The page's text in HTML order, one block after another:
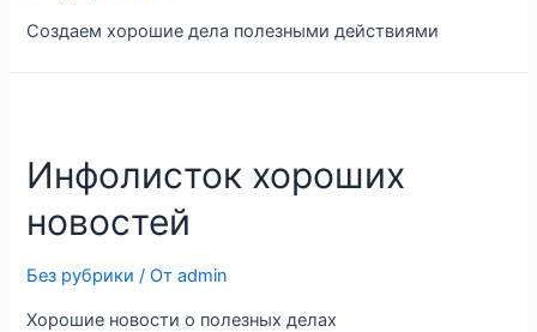
Создаем хорошие дела полезными действиями
Инфолисток хороших
новостей
Без рубрики / От admin
Хорошие новости о полезных делах